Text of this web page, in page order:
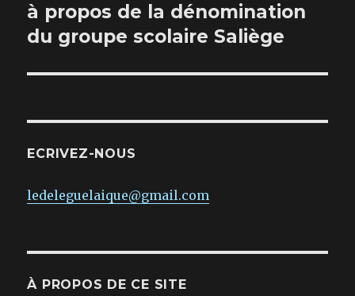
à propos de la dénomination
du groupe scolaire Saliège
ECRIVEZ-NOUS
ledeleguelaique@gmail.com
À PROPOS DE CE SITE